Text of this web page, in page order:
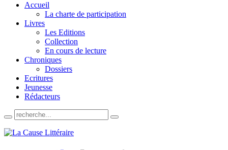
Accueil
La charte de participation
Livres
Les Editions
Collection
En cours de lecture
Chroniques
Dossiers
Ecritures
Jeunesse
Rédacteurs